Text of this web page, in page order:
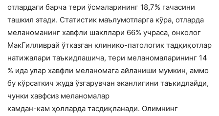
отлардаги барча тери ўсмаларининг 18,7% гачасини
ташкил этади. Статистик маълумотларга кўра, отларда
меланоманинг хавфли шакллари 66% учраса, онколог
МакГилливрай ўтказган клинико-патологик тадқиқотлар
натижалари таъкидлашича, тери меланомаларининг 14
% ида улар хавфли меланомага айланиши мумкин, аммо
бу кўрсаткич жуда ўзгарувчан эканлигини таъкидлайди,
чунки хавфсиз меланомалар
камдан-кам ҳолларда тасдиқланади. Олимнинг